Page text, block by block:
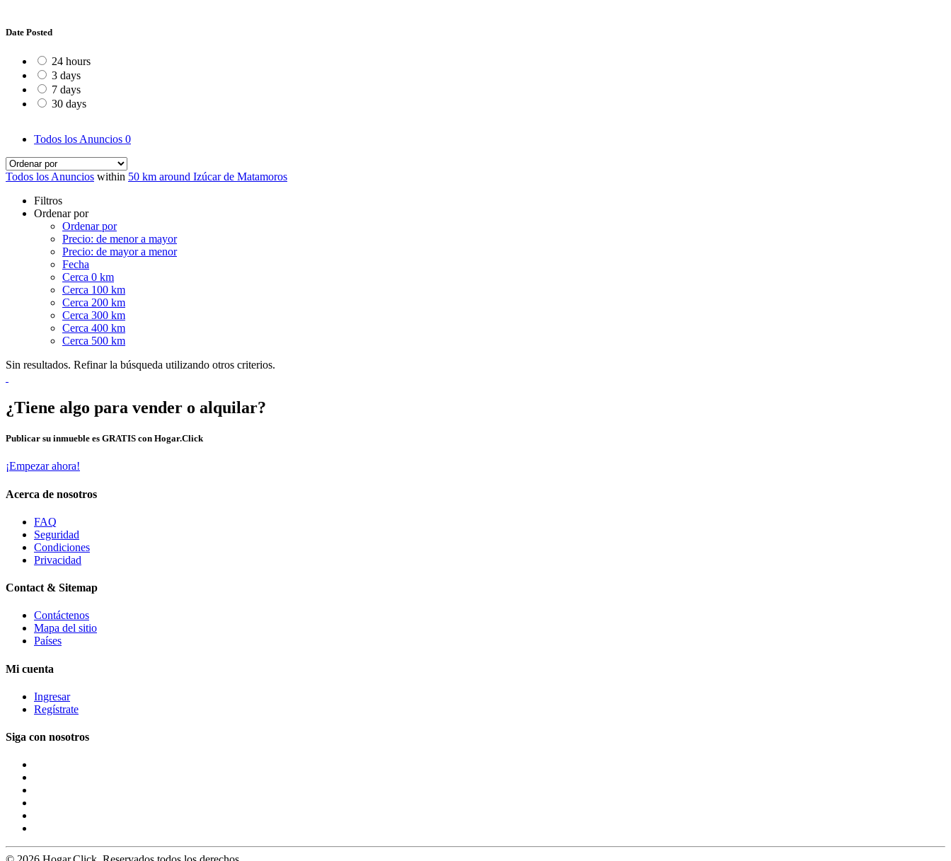
Date Posted
24 hours
3 days
7 days
30 days
Todos los Anuncios 0
Todos los Anuncios within 50 km around Izúcar de Matamoros
Filtros
Ordenar por
Ordenar por
Precio: de menor a mayor
Precio: de mayor a menor
Fecha
Cerca 0 km
Cerca 100 km
Cerca 200 km
Cerca 300 km
Cerca 400 km
Cerca 500 km
Sin resultados. Refinar la búsqueda utilizando otros criterios.
¿Tiene algo para vender o alquilar?
Publicar su inmueble es GRATIS con Hogar.Click
¡Empezar ahora!
Acerca de nosotros
FAQ
Seguridad
Condiciones
Privacidad
Contact & Sitemap
Contáctenos
Mapa del sitio
Países
Mi cuenta
Ingresar
Regístrate
Siga con nosotros